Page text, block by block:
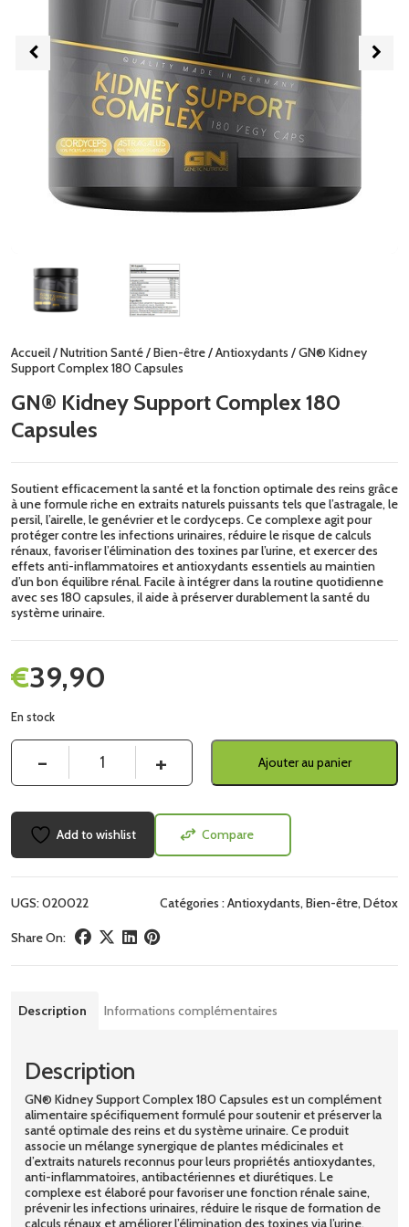
Accueil/Nutrition Santé/Bien-être/Antioxydants / GN® Kidney
Support Complex 180 Capsules
GN® Kidney Support Complex 180
Capsules
Soutient efficacement la santé et la fonction optimale des reins grâce
à une formule riche en extraits naturels puissants tels que l’astragale, le
persil, l’airelle, le genévrier et le cordyceps. Ce complexe agit pour
protéger contre les infections urinaires, réduire le risque de calculs
rénaux, favoriser l’élimination des toxines par l’urine, et exercer des
effets anti-inflammatoires et antioxydants essentiels au maintien
d’un bon équilibre rénal. Facile à intégrer dans la routine quotidienne
avec ses 180 capsules, il aide à préserver durablement la santé du
système urinaire.
39,90
€
En stock
Ajouter au panier
Add to wishlist Compare
UGS:020022 Catégories :Antioxydants, Bien-être, Détox
Share On:
Description Informations complémentaires
Description
GN® Kidney Support Complex 180 Capsules est un complément
alimentaire spécifiquement formulé pour soutenir et préserver la
santé optimale des reins et du système urinaire. Ce produit
associe un mélange synergique de plantes médicinales et
d’extraits naturels reconnus pour leurs propriétés antioxydantes,
anti-inflammatoires, antibactériennes et diurétiques. Le
complexe est élaboré pour favoriser une fonction rénale saine,
prévenir les infections urinaires, réduire le risque de formation de
calculs rénaux et améliorer l’élimination des toxines via l’urine.